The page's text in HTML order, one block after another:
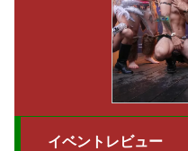
イベントレビュー